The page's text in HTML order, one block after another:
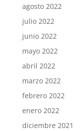
agosto 2022
julio 2022
junio 2022
mayo 2022
abril 2022
marzo 2022
febrero 2022
enero 2022
diciembre 2021